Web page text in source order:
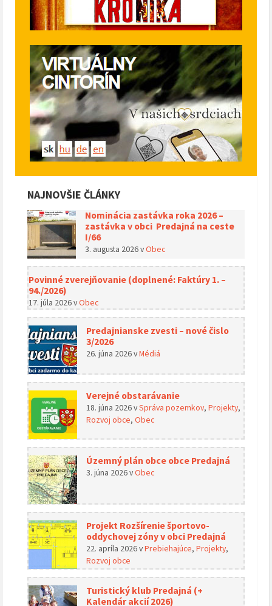
NAJNOVŠIE ČLÁNKY
Nominácia zastávka roka 2026 –
zastávka v obci Predajná na ceste
I/66
3. augusta 2026vObec
Povinné zverejňovanie (doplnené: Faktúry 1. –
94./2026)
17. júla 2026vObec
Predajnianske zvesti – nové čislo
3/2026
26. júna 2026vMédiá
Verejné obstarávanie
18. júna 2026vSpráva pozemkov, Projekty,
Rozvoj obce, Obec
Územný plán obce obce Predajná
3. júna 2026vObec
Projekt Rozšírenie športovo-
oddychovej zóny v obci Predajná
22. apríla 2026vPrebiehajúce, Projekty,
Rozvoj obce
Turistický klub Predajná (+
Kalendár akcií 2026)